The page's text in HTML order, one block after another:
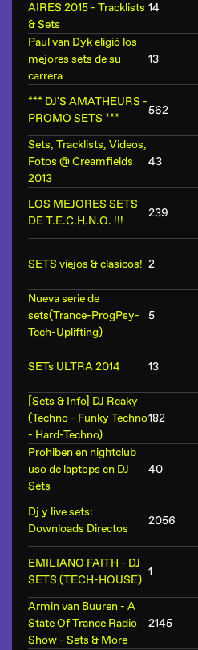
AIRES 2015 - Tracklists
& Sets
14
Paul van Dyk eligió los
mejores sets de su
carrera
13
*** DJ'S AMATHEURS -
PROMO SETS ***
562
Sets, Tracklists, Videos,
Fotos @ Creamfields
2013
43
LOS MEJORES SETS
DE T.E.C.H.N.O. !!!
239
SETS viejos & clasicos! 2
Nueva serie de
sets(Trance-ProgPsy-
Tech-Uplifting)
5
SETs ULTRA 2014 13
[Sets & Info] DJ Reaky
(Techno - Funky Techno
- Hard-Techno)
182
Prohiben en nightclub
uso de laptops en DJ
Sets
40
Dj y live sets:
Downloads Directos
2056
EMILIANO FAITH - DJ
SETS (TECH-HOUSE)
1
Armin van Buuren - A
State Of Trance Radio
Show - Sets & More
2145